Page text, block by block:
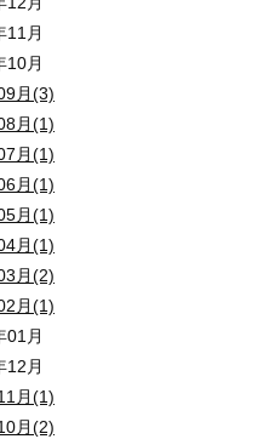
11月
10月
月(3)
月(1)
月(1)
月(1)
月(1)
月(1)
月(2)
月(1)
01月
12月
月(1)
月(2)
セミナーも同時開催しております
だけます。
ご参加ください。
ます！★★★
セミナー視聴が可能です！
やＰＣでお手軽に、最新情報を入
【 メールアドレス 】 をお知らせ
ミナー視聴用のご案内メールを
ボタンをクリックすると、